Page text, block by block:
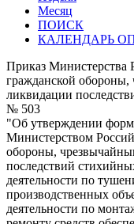
Месяц
ПОИСК
КАЛЕНДАРЬ
Приказ Министерства
гражданской
ликвидации
№ 503
"Об утверждении
Министерством
обороны,
последствий
деятельности по
производственных
деятельности по